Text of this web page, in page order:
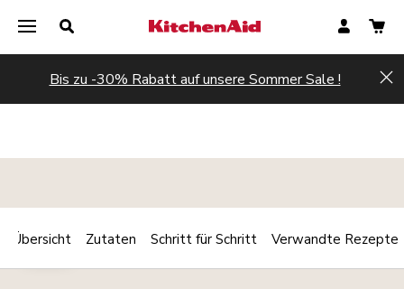
Bis zu -30% Rabatt auf unsere Sommer Sale !
WARM Print
Share
Übersicht Zutaten Schritt für Schritt Verwandte Rezepte